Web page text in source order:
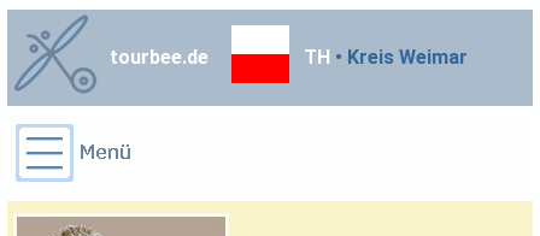
tourbee.de TH • Kreis Weimar